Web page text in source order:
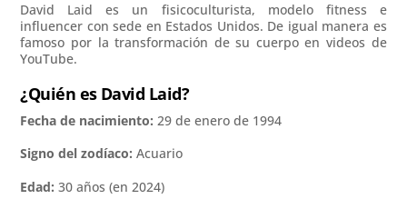
r
e
s
t
o
o
s
A
p
r
t
David Laid es un fisicoculturista, modelo fitness e
influencer con sede en Estados Unidos. De igual manera es
famoso por la transformación de su cuerpo en videos de
YouTube.
¿Quién es David Laid?
Fecha de nacimiento: 29 de enero de 1994
Signo del zodíaco: Acuario
Edad: 30 años (en 2024)